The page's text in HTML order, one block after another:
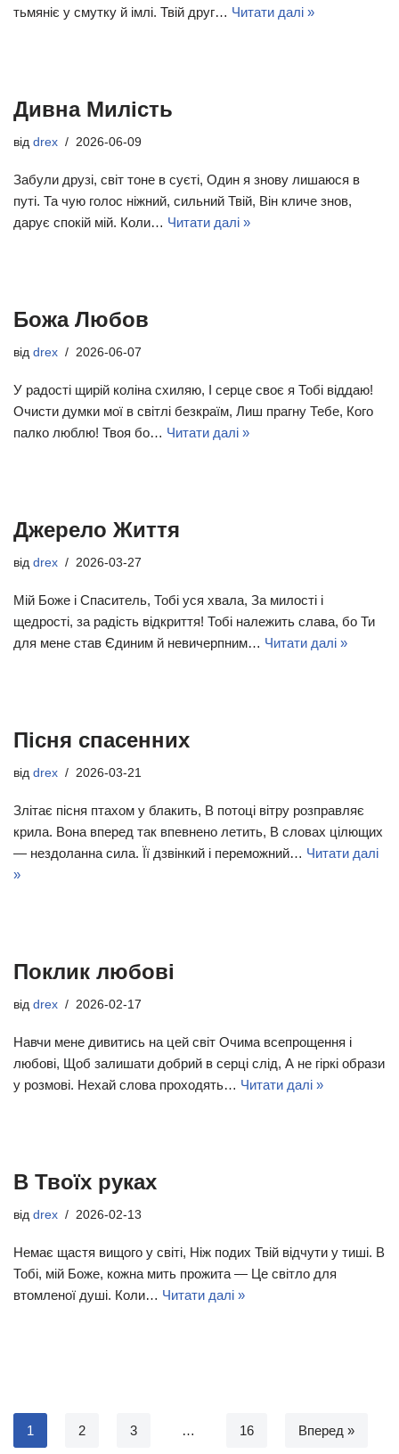
тьмяніє у смутку й імлі. Твій друг… Читати далі »
Дивна Милість
від drex 2026-06-09
Забули друзі, світ тоне в суєті, Один я знову лишаюся в
путі. Та чую голос ніжний, сильний Твій, Він кличе знов,
дарує спокій мій. Коли… Читати далі »
Божа Любов
від drex 2026-06-07
У радості щирій коліна схиляю, І серце своє я Тобі віддаю!
Очисти думки мої в світлі безкраїм, Лиш прагну Тебе, Кого
палко люблю! Твоя бо… Читати далі »
Джерело Життя
від drex 2026-03-27
Мій Боже і Спаситель, Тобі уся хвала, За милості і
щедрості, за радість відкриття! Тобі належить слава, бо Ти
для мене став Єдиним й невичерпним… Читати далі »
Пісня спасенних
від drex 2026-03-21
Злітає пісня птахом у блакить, В потоці вітру розправляє
крила. Вона вперед так впевнено летить, В словах цілющих
— нездоланна сила. Її дзвінкий і переможний… Читати далі
»
Поклик любові
від drex 2026-02-17
Навчи мене дивитись на цей світ Очима всепрощення і
любові, Щоб залишати добрий в серці слід, А не гіркі образи
у розмові. Нехай слова проходять… Читати далі »
В Твоїх руках
від drex 2026-02-13
Немає щастя вищого у світі, Ніж подих Твій відчути у тиші. В
Тобі, мій Боже, кожна мить прожита — Це світло для
втомленої душі. Коли… Читати далі »
1 2 3 … 16 Вперед »